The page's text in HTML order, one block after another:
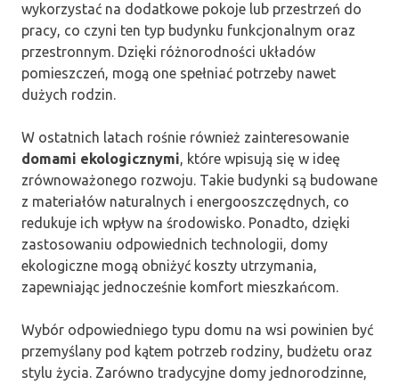
wykorzystać na dodatkowe pokoje lub przestrzeń do
pracy, co czyni ten typ budynku funkcjonalnym oraz
przestronnym. Dzięki różnorodności układów
pomieszczeń, mogą one spełniać potrzeby nawet
dużych rodzin.
W ostatnich latach rośnie również zainteresowanie
domami ekologicznymi, które wpisują się w ideę
zrównoważonego rozwoju. Takie budynki są budowane
z materiałów naturalnych i energooszczędnych, co
redukuje ich wpływ na środowisko. Ponadto, dzięki
zastosowaniu odpowiednich technologii, domy
ekologiczne mogą obniżyć koszty utrzymania,
zapewniając jednocześnie komfort mieszkańcom.
Wybór odpowiedniego typu domu na wsi powinien być
przemyślany pod kątem potrzeb rodziny, budżetu oraz
stylu życia. Zarówno tradycyjne domy jednorodzinne,